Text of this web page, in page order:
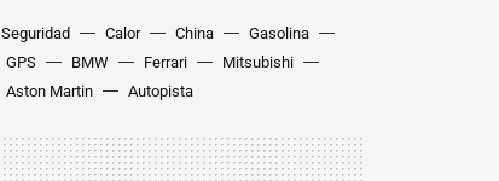
Seguridad Calor China
Gasolina
GPS
BMW Ferrari
Mitsubishi
Aston Martin
Autopista